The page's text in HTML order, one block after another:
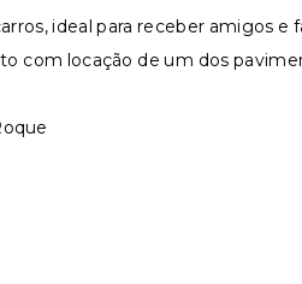
ideal para receber amigos e
com locação de um dos